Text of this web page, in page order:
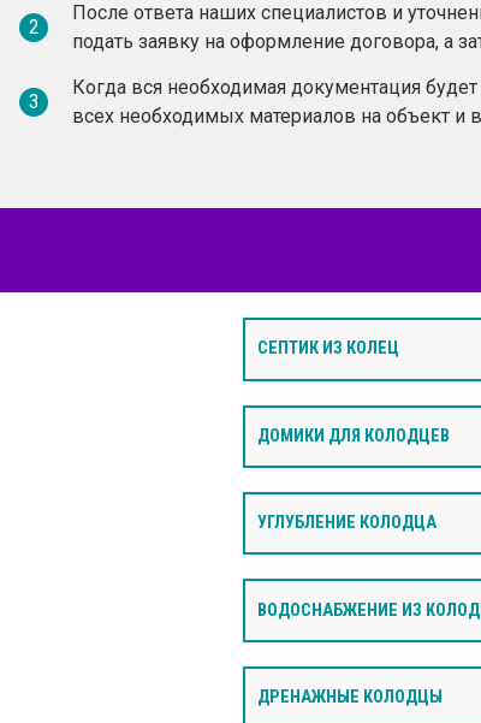
2
После ответа наших специалистов и
подать заявку на оформление договора, а
3
Когда вся необходимая документация
всех необходимых материалов на объект и
СЕПТИК ИЗ КОЛЕЦ
ДОМИКИ ДЛЯ КОЛОДЦЕВ
УГЛУБЛЕНИЕ КОЛОДЦА
ВОДОСНАБЖЕНИЕ ИЗ
ДРЕНАЖНЫЕ КОЛОДЦЫ